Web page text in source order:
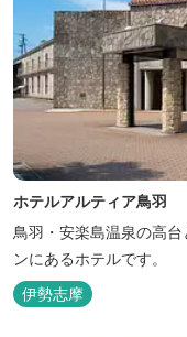
ホテルアルティア鳥羽
鳥羽・安楽島温泉の高
ンにあるホテルです。
伊勢志摩